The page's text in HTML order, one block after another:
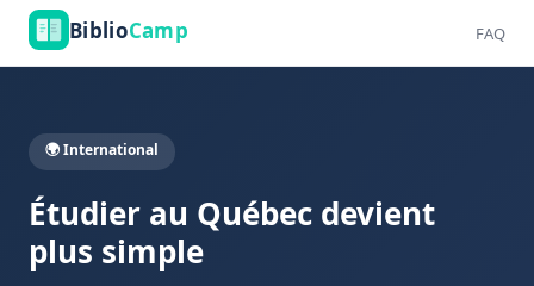
BiblioCamp FAQ
🌍 International
Étudier au Québec devient
plus simple